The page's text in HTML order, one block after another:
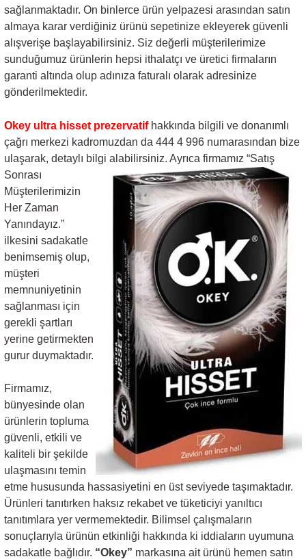
sağlanmaktadır. On binlerce ürün yelpazesi arasından satın
almaya karar verdiğiniz ürünü sepetinize ekleyerek güvenli
alışverişe başlayabilirsiniz. Siz değerli müşterilerimize
sunduğumuz ürünlerin hepsi ithalatçı ve üretici firmaların
garanti altında olup adınıza faturalı olarak adresinize
gönderilmektedir.
Okey ultra hisset prezervatifhakkında bilgili ve donanımlı
çağrı merkezi kadromuzdan da 444 4 996 numarasından bize
ulaşarak, detaylı bilgi alabilirsiniz. Ayrıca firmamız “Satış
Sonrası
Müşterilerimizin
Her Zaman
Yanındayız.”
ilkesini sadakatle
benimsemiş olup,
müşteri
memnuniyetinin
sağlanması için
gerekli şartları
yerine getirmekten
gurur duymaktadır.
Firmamız,
bünyesinde olan
ürünlerin topluma
güvenli, etkili ve
kaliteli bir şekilde
ulaşmasını temin
etme hususunda hassasiyetini en üst seviyede taşımaktadır.
Ürünleri tanıtırken haksız rekabet ve tüketiciyi yanıltıcı
tanıtımlara yer vermemektedir. Bilimsel çalışmaların
sonuçlarıyla ürünün etkinliği hakkında ki iddiaların uyumuna
sadakatle bağlıdır. “Okey” markasına ait ürünü hemen satın